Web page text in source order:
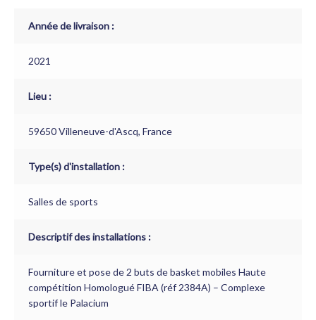
Année de livraison :
2021
Lieu :
59650 Villeneuve-d'Ascq, France
Type(s) d'installation :
Salles de sports
Descriptif des installations :
Fourniture et pose de 2 buts de basket mobiles Haute
compétition Homologué FIBA (réf 2384A) – Complexe
sportif le Palacium